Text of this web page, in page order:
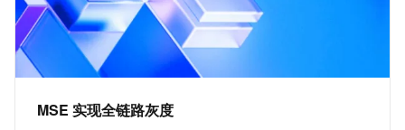
MSE 实现全链路灰度